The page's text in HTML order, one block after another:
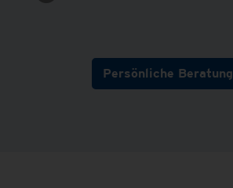
Persönliche Beratung